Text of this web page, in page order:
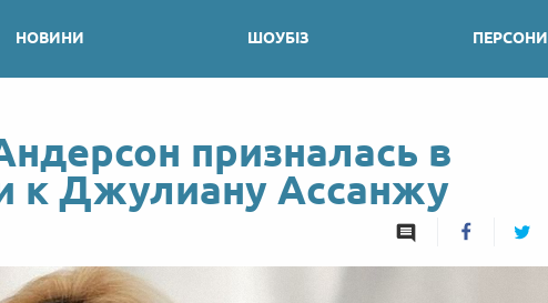
НОВИНИ ШОУБІЗ ПЕРСОНИ
призналась в
к Джулиану Ассанжу